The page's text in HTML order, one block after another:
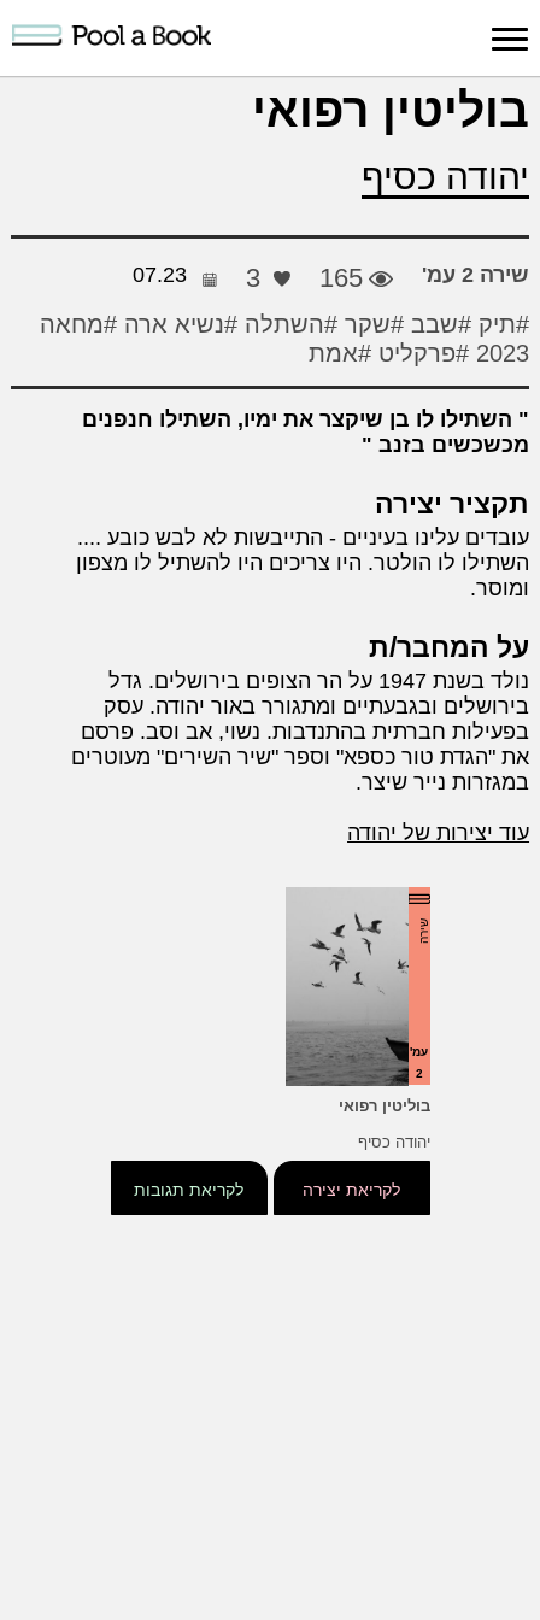
כניסה למערכת
יצירה
יצירה
בוליטין רפואי
יהודה כסיף
שירה 2 עמ' 165
3
07.23
#תיק #שבב #שקר #השתלה #נשיא ארה #מחאה
2023 #פרקליט #אמת
השתילו לו בן שיקצר את ימיו, השתילו חנפנים
מכשכשים בזנב
תקציר יצירה
עובדים עלינו בעיניים - התייבשות לא לבש כובע ....
השתילו לו הולטר. היו צריכים היו להשתיל לו מצפון
ומוסר.
על המחבר/ת
נולד בשנת 1947 על הר הצופים בירושלים. גדל
בירושלים ובגבעתיים ומתגורר באור יהודה. עסק
בפעילות חברתית בהתנדבות. נשוי, אב וסב. פרסם
את "הגדת טור כספא" וספר "שיר השירים" מעוטרים
במגזרות נייר שיצר.
עוד יצירות של יהודה
שירה
עמ'
2
בוליטין רפואי
יהודה כסיף
לקריאת תגובות לקריאת יצירה